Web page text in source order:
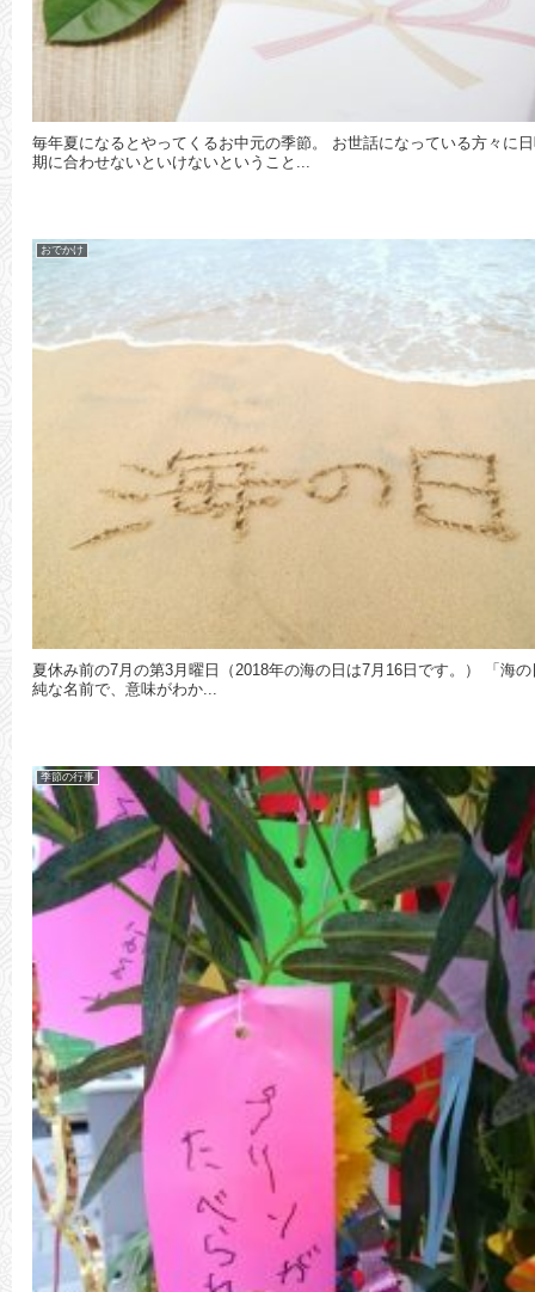
毎年夏になるとやってくるお中元の季節。 お世話になっている方々に
期に合わせないといけないということ...
おでかけ
夏休み前の7月の第3月曜日（2018年の海の日は7月16日です。） 「海
純な名前で、意味がわか...
季節の行事